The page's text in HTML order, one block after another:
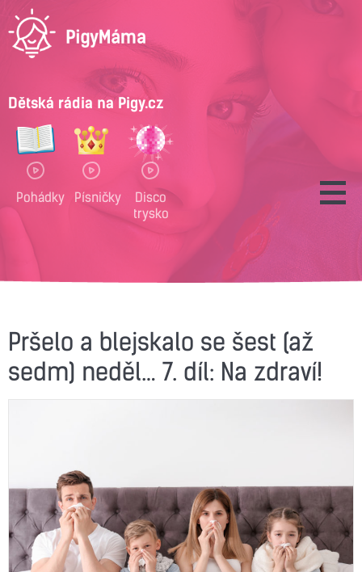
Dětská rádia na Pigy.cz
Pohádky Písničky
Disco
trysko
Pršelo a blejskalo se šest (až
sedm) neděl… 7. díl: Na zdraví!